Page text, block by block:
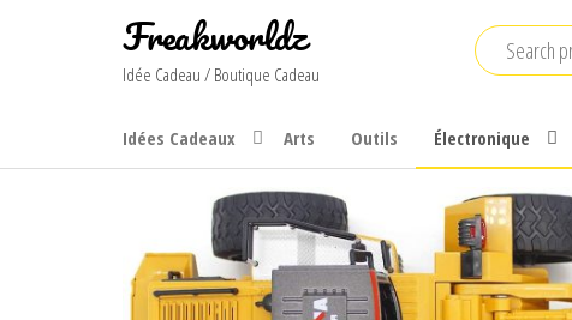
Freakworldz
Idée Cadeau / Boutique Cadeau
Idées Cadeaux Arts Outils Électronique